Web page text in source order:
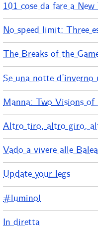
101 cose da fare a New
No speed limit: Three
The Breaks of the
Se una notte
Manna: Two Visions of
Altro tiro, altro giro,
Vado a vivere alle
Update your legs
#luminol
In diretta